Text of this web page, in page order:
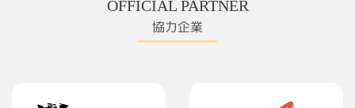
OFFICIAL PARTNER
協力企業